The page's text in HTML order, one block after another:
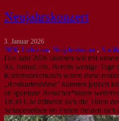
Neujahrskonzert
3. Januar 2026
2026, Lichtenau, Neujahrskonzert,
Das Jahr 2026 läuteten wir mit
03. Januar, ein. Bereits wenige Tage
Kartenvorverkaufs waren diese
„Restkartenbörse“ konnten jedoch
an spontane Besucher*innen
18:30 Uhr öffneten sich die Türen
Schneetreiben im Freien freuten